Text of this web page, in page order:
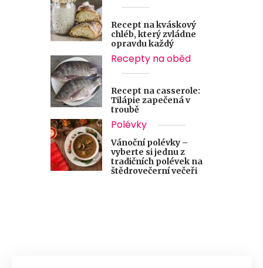
Recept na kváskový
chléb, který zvládne
opravdu každý
Recepty na oběd
Recept na casserole:
Tilápie zapečená v
troubě
Polévky
Vánoční polévky –
vyberte si jednu z
tradičních polévek na
štědrovečerní večeři